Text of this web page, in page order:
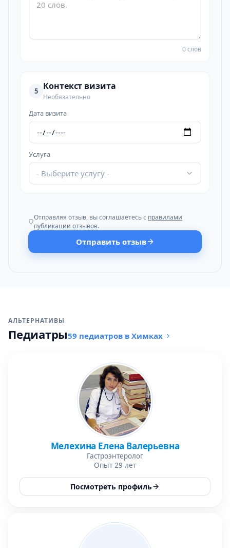
0 слов
5 Контекст визита
Необязательно
Дата визита
Услуга
- Выберите услугу -
Отправляя отзыв, вы соглашаетесь с правилами
публикации отзывов.
Отправить отзыв
АЛЬТЕРНАТИВЫ
Педиатры59 педиатров в Химках
Мелехина Елена Валерьевна
Гастроэнтеролог
Опыт 29 лет
Посмотреть профиль